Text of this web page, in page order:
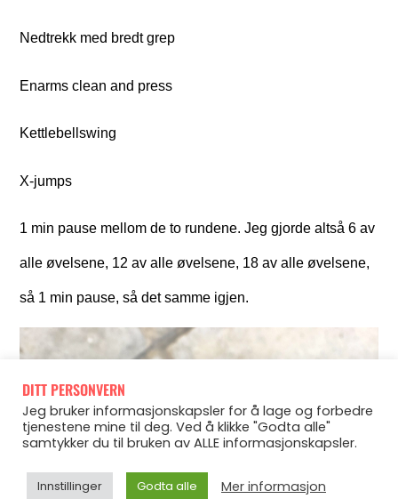
Nedtrekk med bredt grep
Enarms clean and press
Kettlebellswing
X-jumps
1 min pause mellom de to rundene. Jeg gjorde altså 6 av
alle øvelsene, 12 av alle øvelsene, 18 av alle øvelsene,
så 1 min pause, så det samme igjen.
DITT PERSONVERN
Jeg bruker informasjonskapsler for å lage og forbedre
tjenestene mine til deg. Ved å klikke "Godta alle"
samtykker du til bruken av ALLE informasjonskapsler.
Innstillinger Godta alle Mer informasjon